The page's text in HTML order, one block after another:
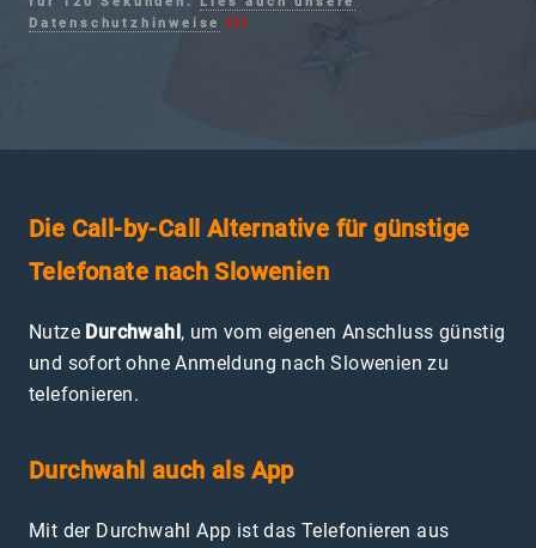
Datenschutzhinweise
!!!
Die Call-by-Call Alternative für günstige
Telefonate nach Slowenien
Nutze Durchwahl, um vom eigenen Anschluss günstig
und sofort ohne Anmeldung nach Slowenien zu
telefonieren.
Durchwahl auch als App
Mit der Durchwahl App ist das Telefonieren aus